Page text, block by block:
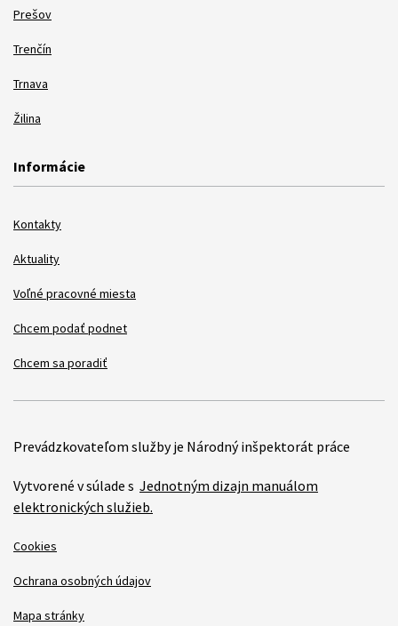
Prešov
Trenčín
Trnava
Žilina
Informácie
Kontakty
Aktuality
Voľné pracovné miesta
Chcem podať podnet
Chcem sa poradiť
Prevádzkovateľom služby je Národný inšpektorát práce
Vytvorené v súlade s Jednotným dizajn manuálom
elektronických služieb.
Cookies
Ochrana osobných údajov
Mapa stránky